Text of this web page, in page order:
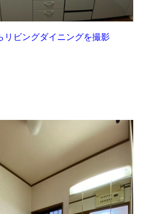
リビングダイニングを撮影